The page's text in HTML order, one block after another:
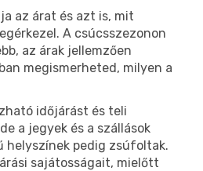
az árat és azt is, mit
A csúcsszezonon
az árak jellemzően
megismerheted, milyen a
időjárást és teli
a jegyek és a szállások
helyszínek pedig zsúfoltak.
sajátosságait, mielőtt